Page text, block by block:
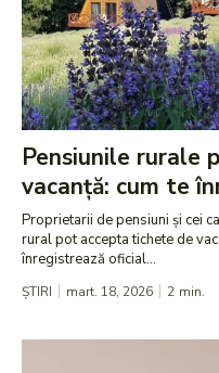
Pensiunile rurale
vacanță: cum te
Proprietarii de pensiuni și cei
rural pot accepta tichete de
înregistrează oficial...
ȘTIRI mart. 18, 2026 2 min.